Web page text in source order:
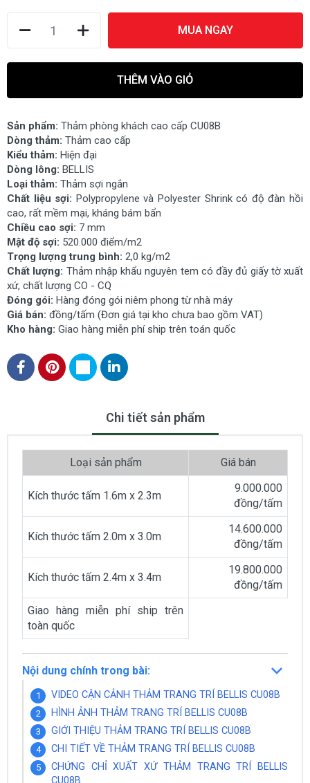
MUA NGAY
THÊM VÀO GIỎ
Sản phẩm: Thảm phòng khách cao cấp CU08B
Dòng thảm: Thảm cao cấp
Kiểu thảm: Hiện đại
Dòng lông: BELLIS
Loại thảm: Thảm sợi ngắn
Chất liệu sợi: Polypropylene và Polyester Shrink có độ đàn hồi
cao, rất mềm mại, kháng bám bẩn
Chiều cao sợi: 7 mm
Mật độ sợi: 520.000 điểm/m2
Trọng lượng trung bình: 2,0 kg/m2
Chất lượng: Thảm nhập khẩu nguyên tem có đầy đủ giấy tờ xuất
xứ, chất lượng CO - CQ
Đóng gói: Hàng đóng gói niêm phong từ nhà máy
Giá bán: đồng/tấm (Đơn giá tại kho chưa bao gồm VAT)
Kho hàng: Giao hàng miễn phí ship trên toán quốc
Chi tiết sản phẩm
Loại sản phẩm Giá bán
Kích thước tấm 1.6m x 2.3m
9.000.000
đồng/tấm
Kích thước tấm 2.0m x 3.0m
14.600.000
đồng/tấm
Kích thước tấm 2.4m x 3.4m
19.800.000
đồng/tấm
Giao hàng miễn phí ship trên
toàn quốc
Nội dung chính trong bài:
VIDEO CẬN CẢNH THẢM TRANG TRÍ BELLIS CU08B
HÌNH ẢNH THẢM TRANG TRÍ BELLIS CU08B
GIỚI THIỆU THẢM TRANG TRÍ BELLIS CU08B
CHI TIẾT VỀ THẢM TRANG TRÍ BELLIS CU08B
CHỨNG CHỈ XUẤT XỨ THẢM TRANG TRÍ BELLIS
CU08B